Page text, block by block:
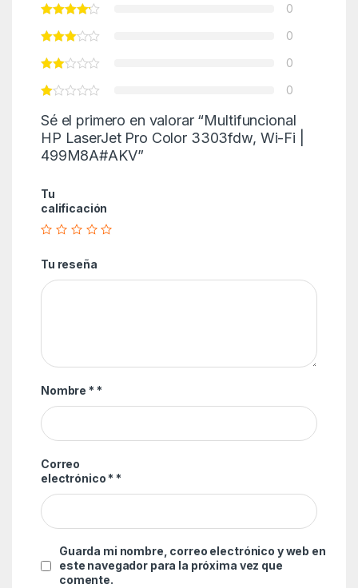
0
0
0
0
Sé el primero en valorar “Multifuncional
HP LaserJet Pro Color 3303fdw, Wi-Fi |
499M8A#AKV”
Tu
calificación
Tu reseña
Nombre * *
Correo
electrónico * *
Guarda mi nombre, correo electrónico y web en
este navegador para la próxima vez que
comente.